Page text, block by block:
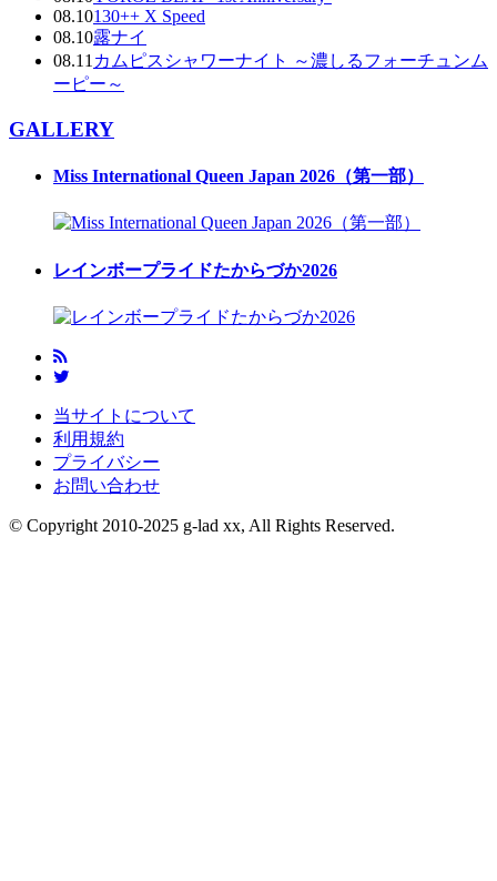
08.10130++ X Speed
08.10露ナイ
08.11 カムピスシャワーナイト ～濃しるフォーチュンム
ーピー～
GALLERY
Miss International Queen Japan 2026（第一部）
レインボープライドたからづか2026
当サイトについて
利用規約
プライバシー
お問い合わせ
© Copyright 2010-2025 g-lad xx, All Rights Reserved.